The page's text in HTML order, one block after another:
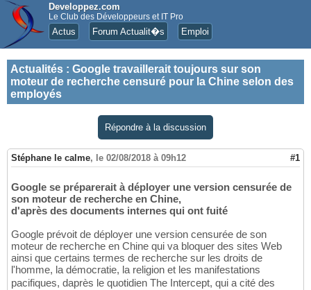
Developpez.com
Le Club des Développeurs et IT Pro
Actus Forum Actualit�s Emploi
Actualités : Google travaillerait toujours sur son
moteur de recherche censuré pour la Chine selon des
employés
Répondre à la discussion
Stéphane le calme, le 02/08/2018 à 09h12 #1
Google se préparerait à déployer une version censurée de
son moteur de recherche en Chine,
d'après des documents internes qui ont fuité
Google prévoit de déployer une version censurée de son
moteur de recherche en Chine qui va bloquer des sites Web
ainsi que certains termes de recherche sur les droits de
l'homme, la démocratie, la religion et les manifestations
pacifiques, daprès le quotidien The Intercept, qui a cité des